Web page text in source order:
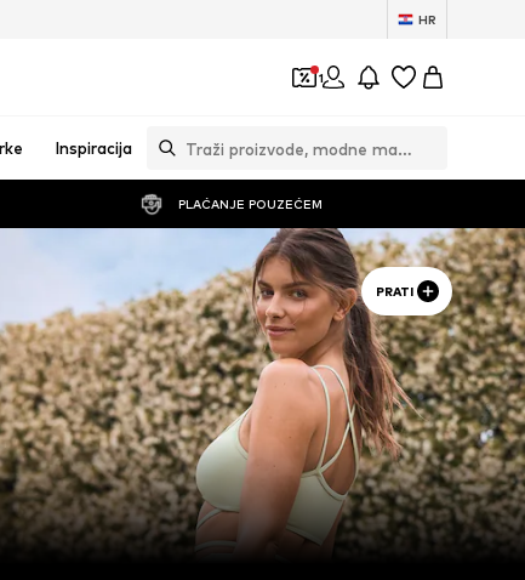
HR
1
Inspiracija
PLAĆANJE POUZEĆEM
PRATI